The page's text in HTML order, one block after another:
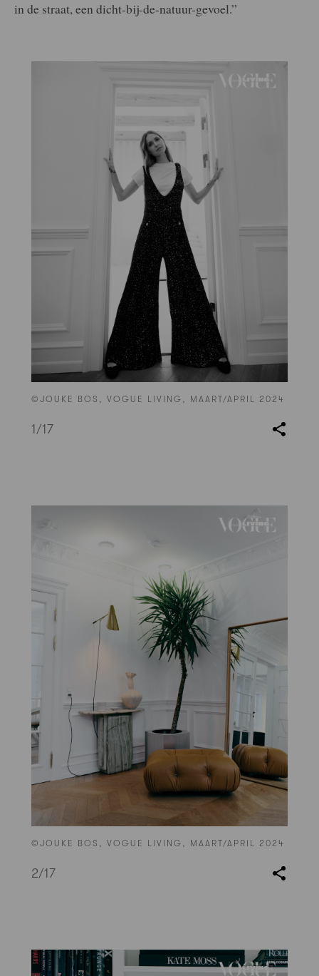
in de straat, een dicht-bij-de-natuur-gevoel.”
©JOUKE BOS, VOGUE LIVING, MAART/APRIL 2024
1/17
©JOUKE BOS, VOGUE LIVING, MAART/APRIL 2024
2/17